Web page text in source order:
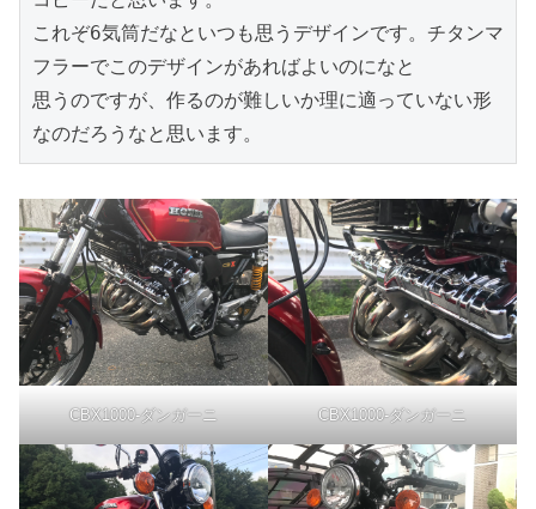
これぞ6気筒だなといつも思うデザインです。チタンマ
フラーでこのデザインがあればよいのになと
思うのですが、作るのが難しいか理に適っていない形
なのだろうなと思います。
CBX1000-ダンガーニ CBX1000-ダンガーニ